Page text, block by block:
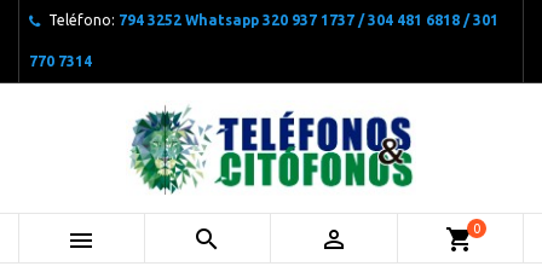
Teléfono: 794 3252 Whatsapp 320 937 1737 / 304 481 6818 / 301
770 7314
   shopping_cart0